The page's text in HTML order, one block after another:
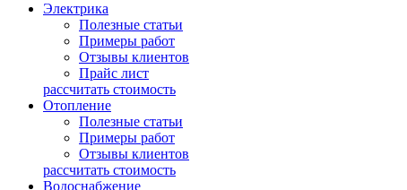
Электрика
Полезные статьи
Примеры работ
Отзывы клиентов
Прайс лист
рассчитать стоимость
Отопление
Полезные статьи
Примеры работ
Отзывы клиентов
рассчитать стоимость
Водоснабжение